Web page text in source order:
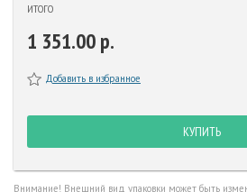
ИТОГО
1 351.00 р.
Добавить в избранное
КУПИТЬ
Внимание! Внешний вид упаковки может быть